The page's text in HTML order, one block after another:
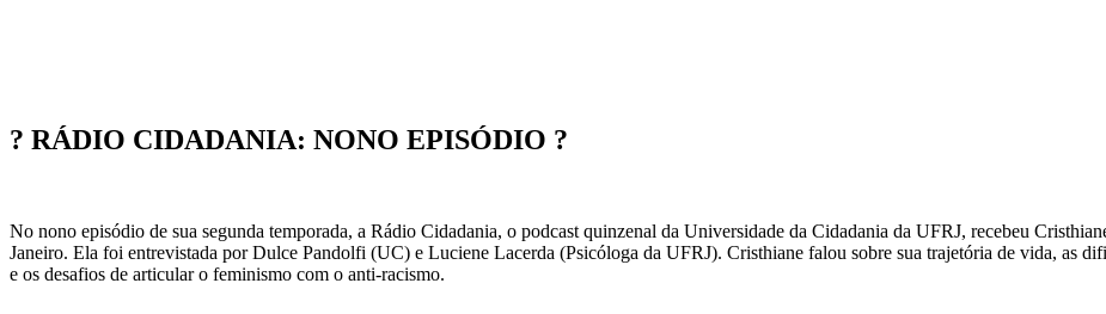
? RÁDIO CIDADANIA: NONO EPISÓDIO ?
No nono episódio de sua segunda temporada, a Rádio Cidadania, o podcast quinzenal da Universidade da Cidadania da UFRJ, recebeu
Janeiro. Ela foi entrevistada por Dulce Pandolfi (UC) e Luciene Lacerda (Psicóloga da UFRJ). Cristhiane falou sobre sua trajetória de vida, as
e os desafios de articular o feminismo com o anti-racismo.